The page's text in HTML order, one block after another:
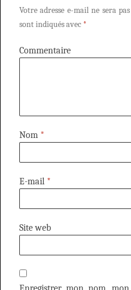
Votre adresse e-mail ne sera
sont indiqués avec *
Commentaire
Nom *
E-mail *
Site web